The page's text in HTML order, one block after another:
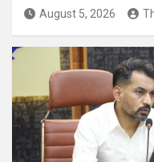
August 5, 2026